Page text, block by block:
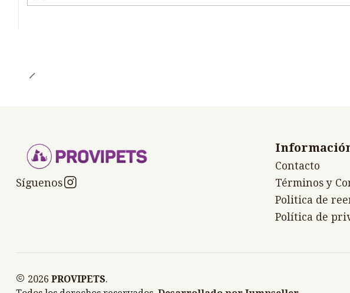
Cantidad
Síguenos
Contacto
Términos y
Politica de
Política de
2026 PROVIPETS.